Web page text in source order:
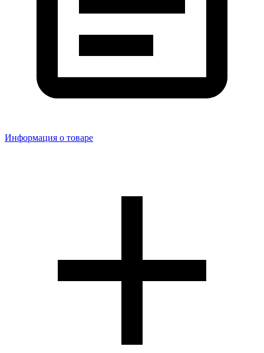
Информация о товаре